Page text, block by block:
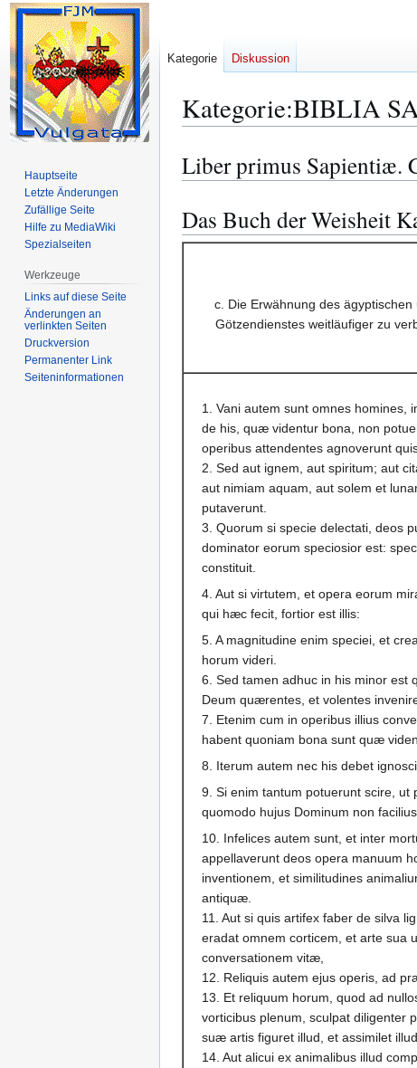
Kategorie:BIBLIA
Zur
Navigation
Zur
Suche
Liber primus Sapientiæ.
Das Buch der Weisheit
c. Die Erwähnung des
Götzendienstes weitläufiger zu
1. Vani autem sunt omnes homines,
de his, quæ videntur bona, non
operibus attendentes agnoverunt
2. Sed aut ignem, aut spiritum; aut
aut nimiam aquam, aut solem et
putaverunt.
3. Quorum si specie delectati, deos
dominator eorum speciosior est:
constituit.
4. Aut si virtutem, et opera eorum
qui hæc fecit, fortior est illis:
5. A magnitudine enim speciei, et
horum videri.
6. Sed tamen adhuc in his minor est
Deum quærentes, et volentes
7. Etenim cum in operibus illius
habent quoniam bona sunt quæ
8. Iterum autem nec his debet ignosci.
9. Si enim tantum potuerunt scire,
quomodo hujus Dominum non
10. Infelices autem sunt, et inter
appellaverunt deos opera manuum
inventionem, et similitudines
antiquæ.
11. Aut si quis artifex faber de silva
eradat omnem corticem, et arte sua
conversationem vitæ,
12. Reliquis autem ejus operis, ad
13. Et reliquum horum, quod ad
vorticibus plenum, sculpat diligenter
suæ artis figuret illud, et assimilet
14. Aut alicui ex animalibus illud
Kategorie Diskussion
Hauptseite
Letzte Änderungen
Zufällige Seite
Hilfe zu MediaWiki
Spezialseiten
Werkzeuge
Links auf diese Seite
Änderungen an
verlinkten Seiten
Druckversion
Permanenter Link
Seiten­­informationen